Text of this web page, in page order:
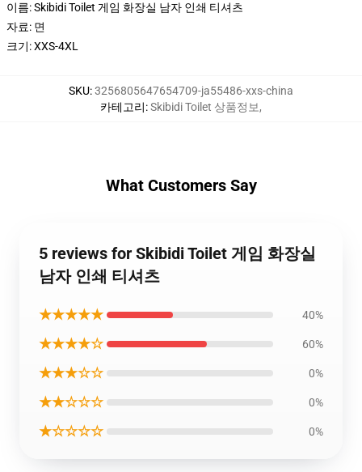
이름: Skibidi Toilet 게임 화장실 남자 인쇄 티셔츠
자료: 면
크기: XXS-4XL
SKU:3256805647654709-ja55486-xxs-china
카테고리:Skibidi Toilet 상품정보,
What Customers Say
5 reviews for Skibidi Toilet 게임 화장실
남자 인쇄 티셔츠
★★★★★ 40%
★★★★☆ 60%
★★★☆☆ 0%
★★☆☆☆ 0%
★☆☆☆☆ 0%